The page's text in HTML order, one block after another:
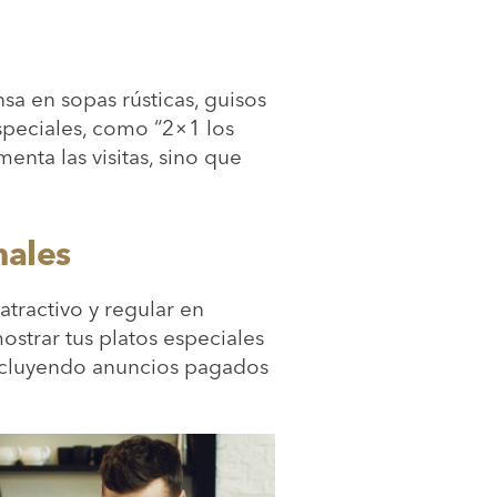
en sopas rústicas, guisos
como “2×1 los
las visitas, sino que
y regular en
tus platos especiales
anuncios pagados